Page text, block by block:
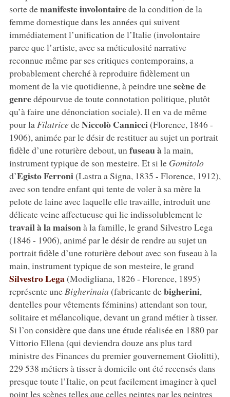
sorte demanifeste involontairede la condition de la
femme domestique dans les années qui suivent
immédiatement l’unification de l’Italie (involontaire
parce que l’artiste, avec sa méticulosité narrative
reconnue même par ses critiques contemporains, a
probablement cherché à reproduire fidèlement un
moment de la vie quotidienne, à peindre unescène de
genredépourvue de toute connotation politique, plutôt
qu’à faire une dénonciation sociale). Il en va de même
pour la FilatricedeNiccolò Cannicci(Florence, 1846 -
1906), animée par le désir de restituer au sujet un portrait
fidèle d’une roturière debout, un fuseau àla main,
instrument typique de son mesteire. Et si le Gomitolo
d’Egisto Ferroni(Lastra a Signa, 1835 - Florence, 1912),
avec son tendre enfant qui tente de voler à sa mère la
pelote de laine avec laquelle elle travaille, introduit une
délicate veine affectueuse qui lie indissolublement le
travail à la maisonà la famille, le grand Silvestro Lega
(1846 - 1906), animé par le désir de rendre au sujet un
portrait fidèle d’une roturière debout avec son fuseau à la
main, instrument typique de son mesteire, le grand
Silvestro Lega(Modigliana, 1826 - Florence, 1895)
représente une Bigherinaia (fabricante debigherini,
dentelles pour vêtements féminins) attendant son tour,
solitaire et mélancolique, devant un grand métier à tisser.
Si l’on considère que dans une étude réalisée en 1880 par
Vittorio Ellena (qui deviendra douze ans plus tard
ministre des Finances du premier gouvernement Giolitti),
229 538 métiers à tisser à domicile ont été recensés dans
presque toute l’Italie, on peut facilement imaginer à quel
point les scènes telles que celles peintes par les peintres